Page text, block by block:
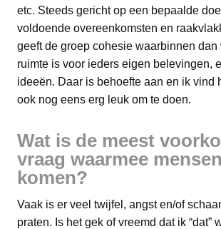
etc. Steeds gericht op een bepaalde
voldoende overeenkomsten en
geeft de groep cohesie waarbinnen
ruimte is voor ieders eigen belevingen,
ideeën. Daar is behoefte aan en ik vind
ook nog eens erg leuk om te doen.
Wat is de meest
vraag waarmee
komen?
Vaak is er veel twijfel, angst en/of
praten. Is het gek of vreemd dat ik “dat”